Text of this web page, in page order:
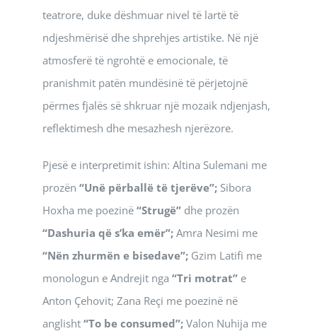
teatrore, duke dëshmuar nivel të lartë të
ndjeshmërisë dhe shprehjes artistike. Në një
atmosferë të ngrohtë e emocionale, të
pranishmit patën mundësinë të përjetojnë
përmes fjalës së shkruar një mozaik ndjenjash,
reflektimesh dhe mesazhesh njerëzore.
Pjesë e interpretimit ishin: Altina Sulemani me
prozën “Unë përballë të tjerëve”; Sibora
Hoxha me poezinë “Strugë” dhe prozën
“Dashuria që s’ka emër”; Amra Nesimi me
“Nën zhurmën e bisedave”; Gzim Latifi me
monologun e Andrejit nga “Tri motrat” e
Anton Çehovit; Zana Reçi me poezinë në
anglisht “To be consumed”; Valon Nuhija me